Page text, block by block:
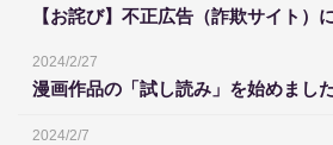
【お詫び】不正広告（詐欺サイト）
2024/2/27
漫画作品の「試し読み」を始めまし
2024/2/7